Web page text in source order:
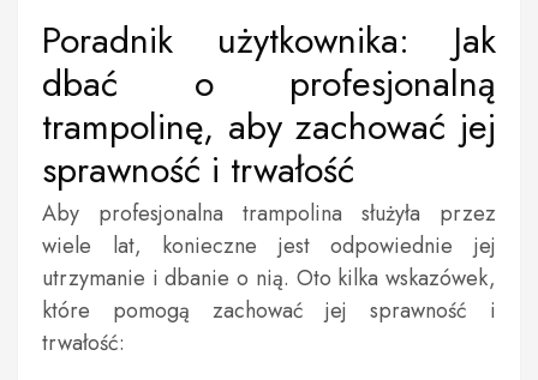
Poradnik użytkownika: Jak
dbać o profesjonalną
trampolinę, aby zachować jej
sprawność i trwałość
Aby profesjonalna trampolina służyła przez
wiele lat, konieczne jest odpowiednie jej
utrzymanie i dbanie o nią. Oto kilka wskazówek,
które pomogą zachować jej sprawność i
trwałość: